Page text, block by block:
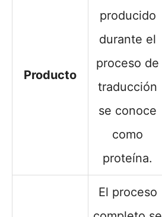
Producto
producido
durante el
proceso de
traducción
se conoce
como
proteína.
El proceso